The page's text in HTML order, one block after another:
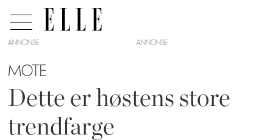
ANNONSE
MOTE
Dette er høstens store
trendfarge